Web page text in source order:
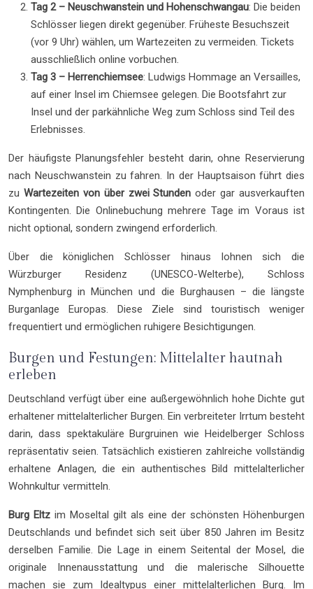
Tag 2 – Neuschwanstein und Hohenschwangau: Die beiden
Schlösser liegen direkt gegenüber. Früheste Besuchszeit
(vor 9 Uhr) wählen, um Wartezeiten zu vermeiden. Tickets
ausschließlich online vorbuchen.
Tag 3 – Herrenchiemsee: Ludwigs Hommage an Versailles,
auf einer Insel im Chiemsee gelegen. Die Bootsfahrt zur
Insel und der parkähnliche Weg zum Schloss sind Teil des
Erlebnisses.
Der häufigste Planungsfehler besteht darin, ohne Reservierung
nach Neuschwanstein zu fahren. In der Hauptsaison führt dies
zu Wartezeiten von über zwei Stunden oder gar ausverkauften
Kontingenten. Die Onlinebuchung mehrere Tage im Voraus ist
nicht optional, sondern zwingend erforderlich.
Über die königlichen Schlösser hinaus lohnen sich die
Würzburger Residenz (UNESCO-Welterbe), Schloss
Nymphenburg in München und die Burghausen – die längste
Burganlage Europas. Diese Ziele sind touristisch weniger
frequentiert und ermöglichen ruhigere Besichtigungen.
Burgen und Festungen: Mittelalter hautnah
erleben
Deutschland verfügt über eine außergewöhnlich hohe Dichte gut
erhaltener mittelalterlicher Burgen. Ein verbreiteter Irrtum besteht
darin, dass spektakuläre Burgruinen wie Heidelberger Schloss
repräsentativ seien. Tatsächlich existieren zahlreiche vollständig
erhaltene Anlagen, die ein authentisches Bild mittelalterlicher
Wohnkultur vermitteln.
Burg Eltz im Moseltal gilt als eine der schönsten Höhenburgen
Deutschlands und befindet sich seit über 850 Jahren im Besitz
derselben Familie. Die Lage in einem Seitental der Mosel, die
originale Innenausstattung und die malerische Silhouette
machen sie zum Idealtypus einer mittelalterlichen Burg. Im